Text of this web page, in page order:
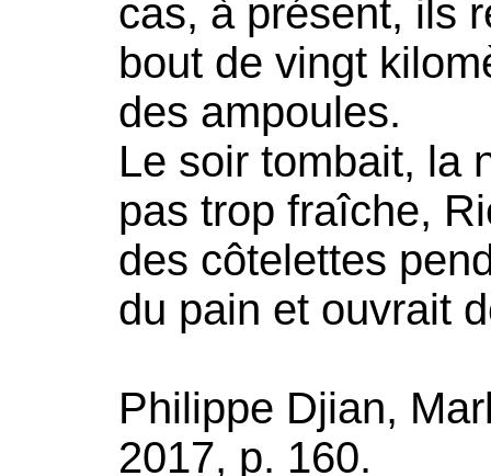
cas, à présent, ils
bout de vingt
des ampoules.
Le soir tombait, la
pas trop fraîche,
des côtelettes
du pain et ouvrait
Philippe Djian,
2017, p. 160.